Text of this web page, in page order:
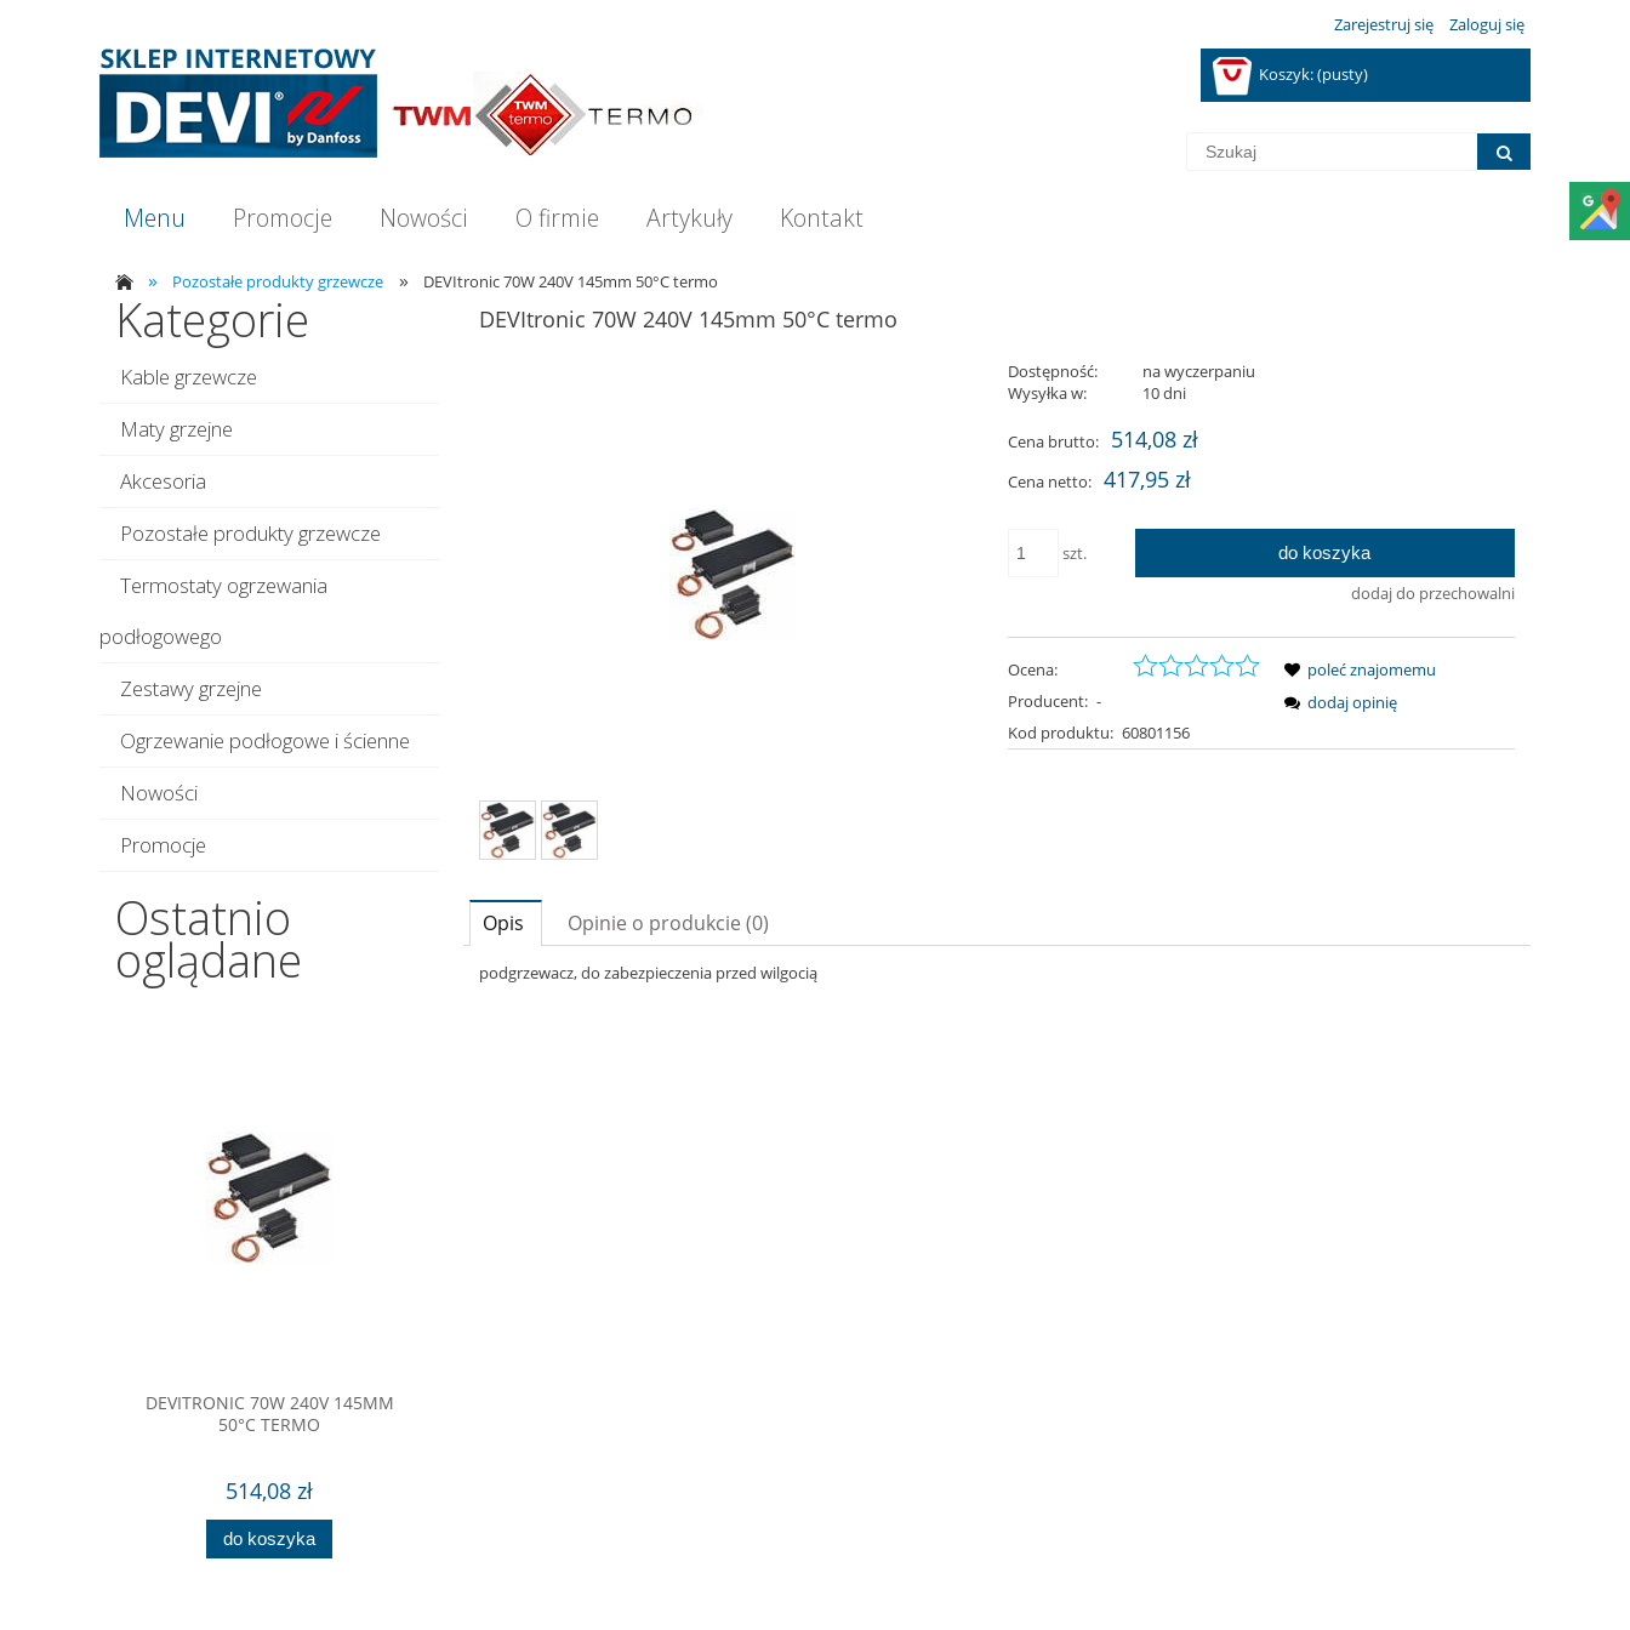
Zarejestruj się Zaloguj się
Koszyk:(pusty)
Menu Promocje Nowości O firmie Artykuły Kontakt
» Pozostałe produkty grzewcze » DEVItronic 70W 240V 145mm 50°C termo
Kategorie
Kable grzewcze
Maty grzejne
Akcesoria
Pozostałe produkty grzewcze
Termostaty ogrzewania
podłogowego
Zestawy grzejne
Ogrzewanie podłogowe i ścienne
Nowości
Promocje
Ostatnio
oglądane
DEVITRONIC 70W 240V 145MM
50°C TERMO
514,08 zł
do koszyka
DEVItronic 70W 240V 145mm 50°C termo
Dostępność:
na wyczerpaniu
Wysyłka w:
10 dni
Cena brutto: 514,08 zł
Cena netto: 417,95 zł
szt. do koszyka
dodaj do przechowalni
Ocena:
Producent: -
Kod produktu: 60801156
poleć znajomemu
dodaj opinię
Opis Opinie o produkcie (0)
podgrzewacz, do zabezpieczenia przed wilgocią